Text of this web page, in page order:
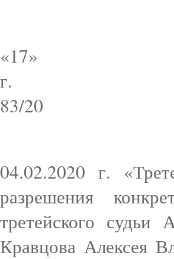
«17»
83/20
04.02.2020 г.
разрешения
третейского судьи
Кравцова Алексея